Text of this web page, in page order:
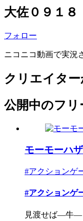
大佐０９１８
フォロー
ニコニコ動画で実況
クリエイタ
公開中のフ
モーモーハ
#アクションゲ
#アクションゲ
見渡せば―牛―